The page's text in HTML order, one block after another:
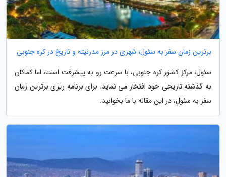
برترین زمان سفر به سئول؛ شهری در مرز مدرنیته و تاریخ در کره جنوبی
سئول، مرکز کشور کره جنوبی، با سرعت رو به پیشرفت است، اما کماکان
به گذشته تاریخی خود افتخار می نماید. برای برنامه ریزی برترین زمان
سفر به سئول، در این مقاله با ما بخوانید.